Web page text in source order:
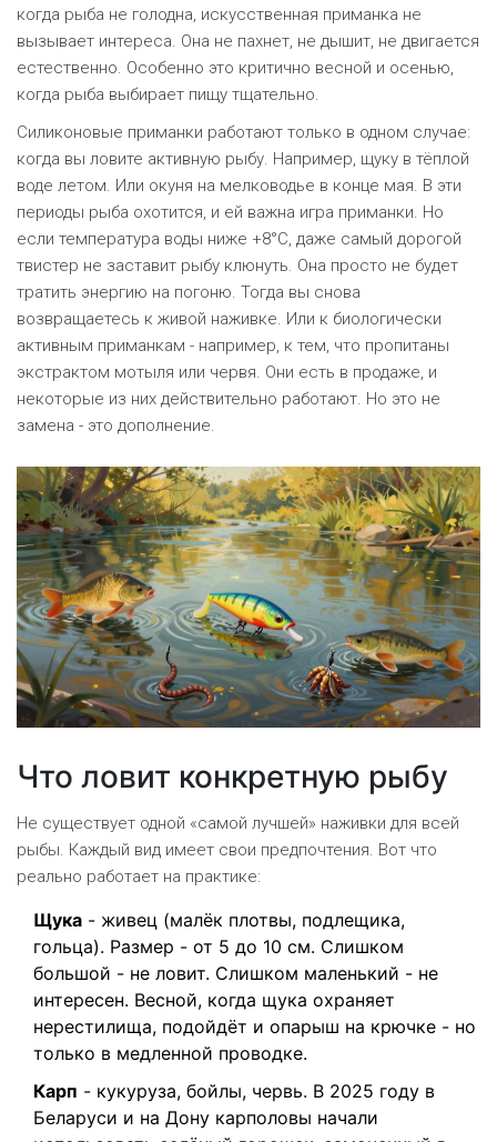
когда рыба не голодна, искусственная приманка не
вызывает интереса. Она не пахнет, не дышит, не двигается
естественно. Особенно это критично весной и осенью,
когда рыба выбирает пищу тщательно.
Силиконовые приманки работают только в одном случае:
когда вы ловите активную рыбу. Например, щуку в тёплой
воде летом. Или окуня на мелководье в конце мая. В эти
периоды рыба охотится, и ей важна игра приманки. Но
если температура воды ниже +8°C, даже самый дорогой
твистер не заставит рыбу клюнуть. Она просто не будет
тратить энергию на погоню. Тогда вы снова
возвращаетесь к живой наживке. Или к биологически
активным приманкам - например, к тем, что пропитаны
экстрактом мотыля или червя. Они есть в продаже, и
некоторые из них действительно работают. Но это не
замена - это дополнение.
Что ловит конкретную рыбу
Не существует одной «самой лучшей» наживки для всей
рыбы. Каждый вид имеет свои предпочтения. Вот что
реально работает на практике:
Щука - живец (малёк плотвы, подлещика,
гольца). Размер - от 5 до 10 см. Слишком
большой - не ловит. Слишком маленький - не
интересен. Весной, когда щука охраняет
нерестилища, подойдёт и опарыш на крючке - но
только в медленной проводке.
Карп - кукуруза, бойлы, червь. В 2025 году в
Беларуси и на Дону карполовы начали